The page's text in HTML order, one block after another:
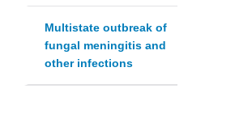
Multistate outbreak of
fungal meningitis and
other infections